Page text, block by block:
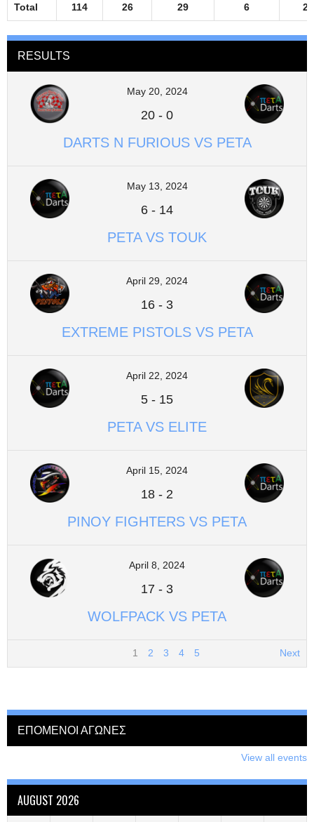
Total 114 26 29 6 23
RESULTS
May 20, 2024
20 - 0
DARTS N FURIOUS VS PETA
May 13, 2024
6 - 14
PETA VS TOUK
April 29, 2024
16 - 3
EXTREME PISTOLS VS PETA
April 22, 2024
5 - 15
PETA VS ELITE
April 15, 2024
18 - 2
PINOY FIGHTERS VS PETA
April 8, 2024
17 - 3
WOLFPACK VS PETA
1 2 3 4 5 Next
ΕΠΟΜΕΝΟΙ ΑΓΩΝΕΣ
View all events
AUGUST 2026